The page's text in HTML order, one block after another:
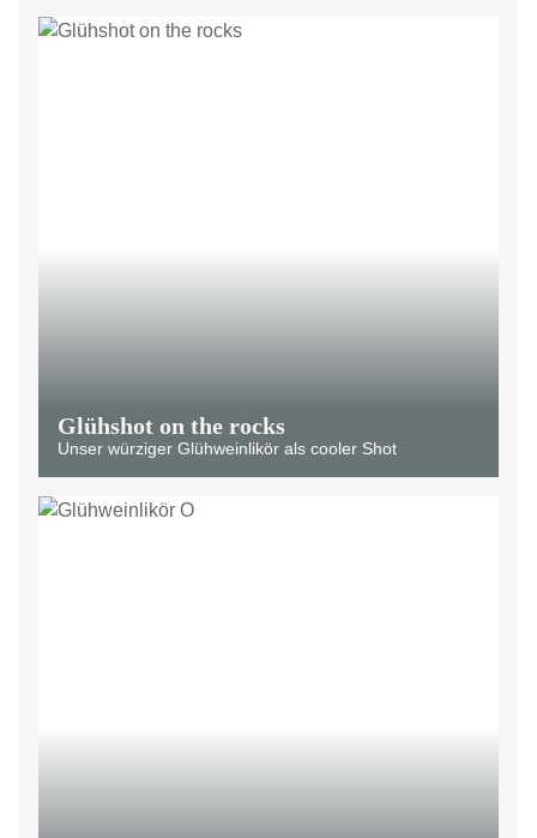
Glühshot on the rocks
Unser würziger Glühweinlikör als cooler Shot